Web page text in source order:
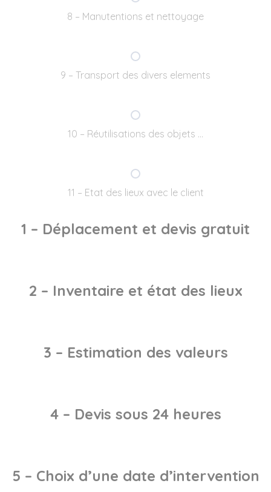
8 – Manutentions et nettoyage
9 – Transport des divers elements
10 – Réutilisations des objets …
11 – Etat des lieux avec le client
1 – Déplacement et devis gratuit
2 – Inventaire et état des lieux
3 – Estimation des valeurs
4 – Devis sous 24 heures
5 – Choix d’une date d’intervention